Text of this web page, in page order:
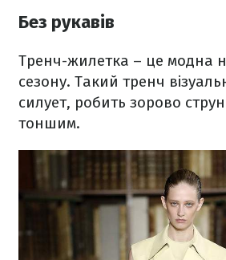
Без рукавів
Тренч-жилетка – це модна
сезону. Такий тренч
силует, робить зорово
тоншим.